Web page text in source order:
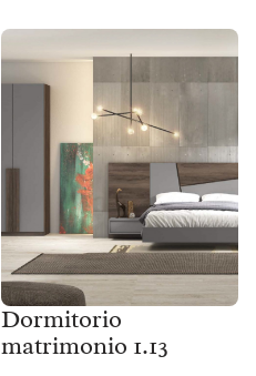
Dormitorio
matrimonio 1.13